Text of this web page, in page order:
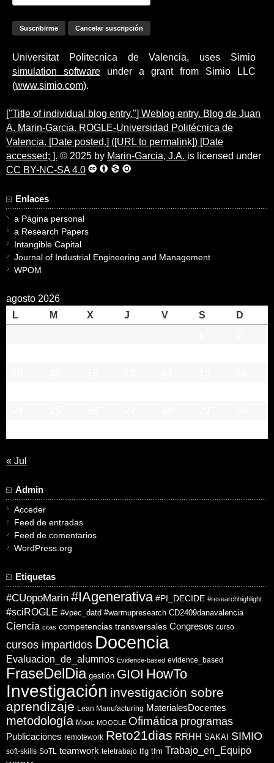
Universitat Politecnica de Valencia, uses Simio
simulation software under a grant from Simio LLC
(www.simio.com).
["Title of individual blog entry."] Weblog entry. Blog de Juan
A. Marin-Garcia. ROGLE-Universidad Politécnica de
Valencia. [Date posted.] ([URL to permalink]) [Date
accessed; ]. © 2025 by Marin-Garcia, J.A. is licensed under
CC BY-NC-SA 4.0
Enlaces
a Página personal
a Research Papers
Intangible Capital
Journal of Industrial Engineering and Management
WPOM
agosto 2026
L
M X J V S
D
« Jul
Admin
Acceder
Feed de entradas
Feed de comentarios
WordPress.org
Etiquetas
#CUopoMarin #IAgenerativa #PI_DECIDE #researchhighlight
#sciROGLE #vpec_datd #warmupresearch CD2409danavalencia
Ciencia citas competencias transversales Congresos curso
cursos impartidos Docencia
Evaluacion_de_alumnos Evidence-based evidence_based
FraseDelDia gestión GIOI HowTo
Investigación investigación sobre
aprendizaje Lean Manufacturing MaterialesDocentes
metodología Mooc MOODLE Ofimática programas
Publicaciones remotework Reto21dias RRHH SAKAI SIMIO
soft-skills SoTL teamwork teletrabajo tfg tfm Trabajo_en_Equipo